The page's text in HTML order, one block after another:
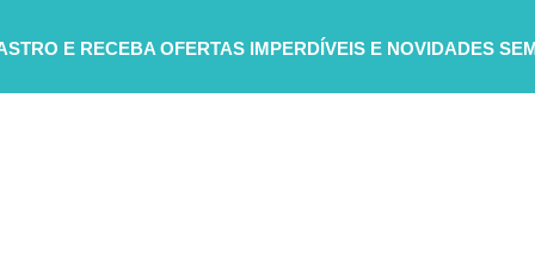
E RECEBA OFERTAS IMPERDÍVEIS E NOVIDADES